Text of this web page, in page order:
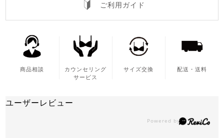
ご利用ガイド
商品相談
カウンセリング
サービス
サイズ交換 配送・送料
ユーザーレビュー